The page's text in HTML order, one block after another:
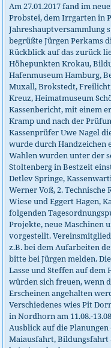
Am 27.01.2017 fand im
Probstei, dem Irrgarten in
Jahreshauptversammlung
begrüßte Jürgen Perkams
Rückblick auf das zurück
Höhepunkten Krokau,
Hafenmuseum Hamburg,
Muxall, Brokstedt,
Kreuz, Heimatmuseum
Kassenbericht, mit einem
Kramp und nach der
Kassenprüfer Uwe Nagel
wurde durch Handzeichen
Wahlen wurden unter der
Stoltenberg in Bestzeit
Detlev Springe,
Werner Voß, 2.
Wiese und Eggert Hagen,
folgenden
Projekte, neue Maschinen
vorgestellt.
z.B. bei dem Aufarbeiten
bitte bei Jürgen melden.
Lasse und Steffen auf dem
würden sich freuen, wenn
Erscheinen angehalten
Verschiedenes wies Pit
in Nordhorn am 11.08.-
Ausblick auf die
Maiausfahrt, Bildungsfahrt